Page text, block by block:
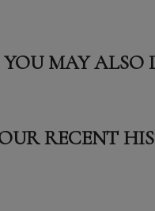
YOU MAY ALSO
RECENT